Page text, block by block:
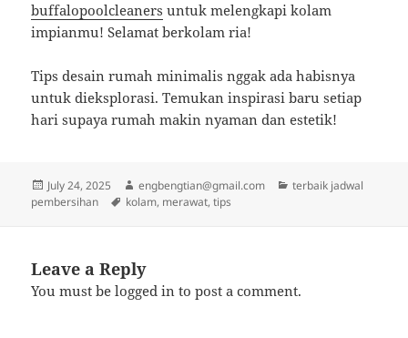
buffalopoolcleaners untuk melengkapi kolam
impianmu! Selamat berkolam ria!
Tips desain rumah minimalis nggak ada habisnya
untuk dieksplorasi. Temukan inspirasi baru setiap
hari supaya rumah makin nyaman dan estetik!
Posted
on
July 24, 2025 Author
engbengtian@gmail.com Categories
terbaik jadwal
pembersihan
Tags
kolam, merawat,tips
Leave a Reply
You must belogged in to post a comment.